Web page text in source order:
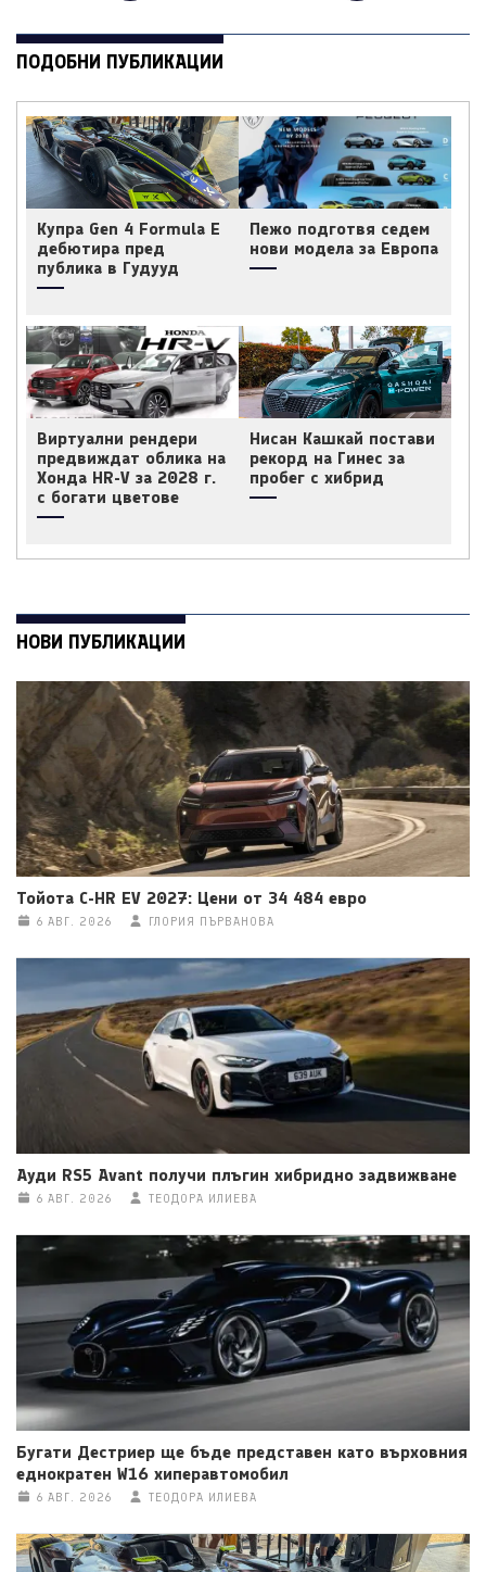
ПОДОБНИ ПУБЛИКАЦИИ
Купра Gen 4 Formula E
дебютира пред
публика в Гудууд
Пежо подготвя седем
нови модела за Европа
Виртуални рендери
предвиждат облика на
Хонда HR-V за 2028 г.
с богати цветове
Нисан Кашкай постави
рекорд на Гинес за
пробег с хибрид
НОВИ ПУБЛИКАЦИИ
Тойота C-HR EV 2027: Цени от 34 484 евро
6 АВГ. 2026 ГЛОРИЯ ПЪРВАНОВА
Ауди RS5 Avant получи плъгин хибридно задвижване
6 АВГ. 2026 ТЕОДОРА ИЛИЕВА
Бугати Дестриер ще бъде представен като върховния
еднократен W16 хиперавтомобил
6 АВГ. 2026 ТЕОДОРА ИЛИЕВА